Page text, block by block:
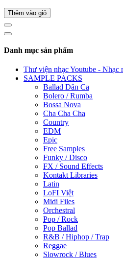
Thêm vào giỏ
Danh mục sản phẩm
Thư viện nhạc Youtube - Nhạc
SAMPLE PACKS
Ballad Dân Ca
Bolero / Rumba
Bossa Nova
Cha Cha Cha
Country
EDM
Epic
Free Samples
Funky / Disco
FX / Sound Effects
Kontakt Libraries
Latin
LoFI Việt
Midi Files
Orchestral
Pop / Rock
Pop Ballad
R&B / Hiphop / Trap
Reggae
Slowrock / Blues